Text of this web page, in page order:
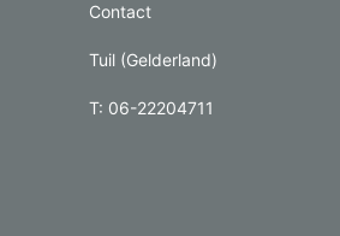
Contact
Tuil (Gelderland)
T: 06-22204711